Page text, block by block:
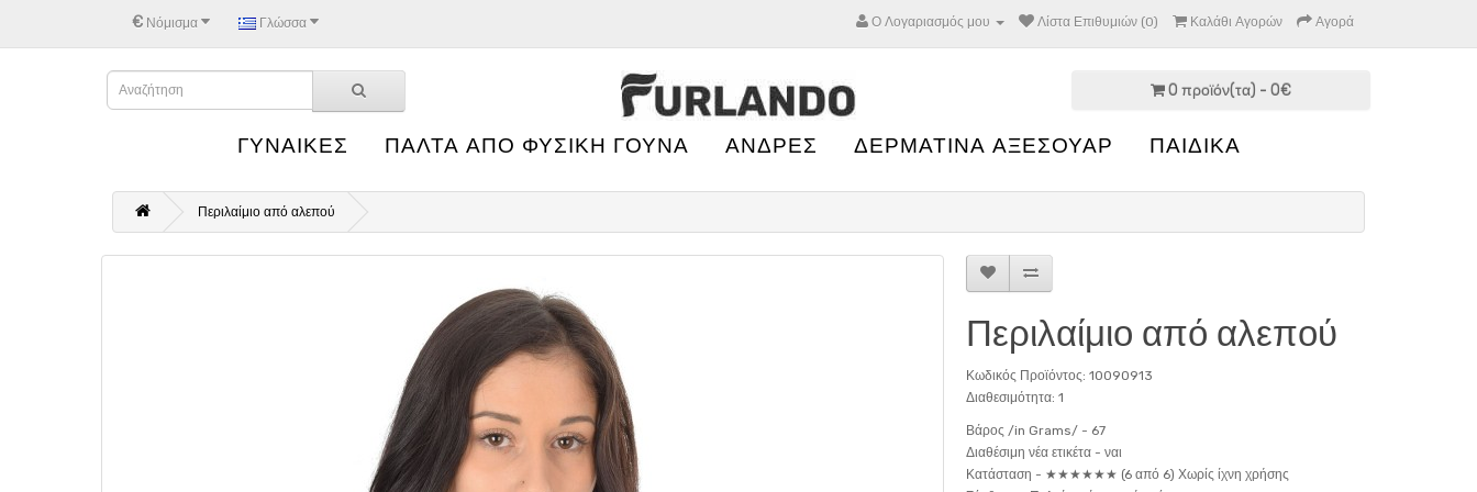
€ Νόμισμα Γλώσσα Ο Λογαριασμός μου Λίστα Επιθυμιών (0) Καλάθι Αγορών Αγορά
0 προϊόν(τα) - 0€
ΓΥΝΑΙΚΕΣ ΠΑΛΤΑ ΑΠΟ ΦΥΣΙΚΗ ΓΟΥΝΑ ΑΝΔΡΕΣ ΔΕΡΜΑΤΙΝΑ ΑΞΕΣΟΥΑΡ ΠΑΙΔΙΚΑ
Περιλαίμιο από αλεπού
Περιλαίμιο από αλεπού
Κωδικός Προϊόντος: 10090913
Διαθεσιμότητα: 1
Βάρος /in Grams/ - 67
Διαθέσιμη νέα ετικέτα - ναι
Κατάσταση - ★★★★★★ (6 από 6) Χωρίς ίχνη χρήσης